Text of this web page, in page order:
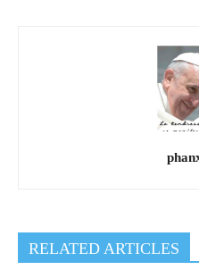
RELATED ARTICLES